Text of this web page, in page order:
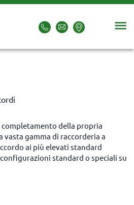
completamento della propria
vasta gamma di raccorderia a
ai più elevati standard
standard o speciali su